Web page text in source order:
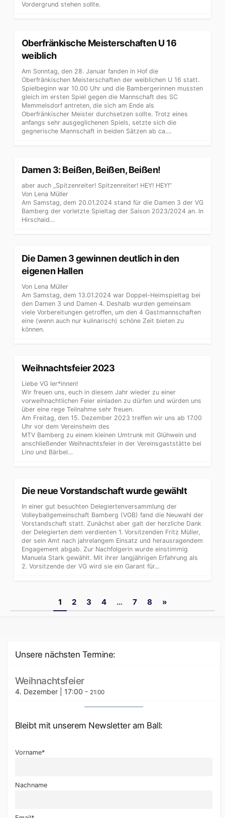
Vordergrund stehen sollte.
Oberfränkische Meisterschaften U 16
weiblich
Am Sonntag, den 28. Januar fanden in Hof die
Oberfränkischen Meisterschaften der weiblichen U 16 statt.
Spielbeginn war 10.00 Uhr und die Bambergerinnen mussten
gleich im ersten Spiel gegen die Mannschaft des SC
Memmelsdorf antreten, die sich am Ende als
Oberfränkischer Meister durchsetzen sollte. Trotz eines
anfangs sehr ausgeglichenen Spiels, setzte sich die
gegnerische Mannschaft in beiden Sätzen ab ca....
Damen 3: Beißen, Beißen, Beißen!
aber auch „Spitzenreiter! Spitzenreiter! HEY! HEY!“
Von Lena Müller
Am Samstag, dem 20.01.2024 stand für die Damen 3 der VG
Bamberg der vorletzte Spieltag der Saison 2023/2024 an. In
Hirschaid…
Die Damen 3 gewinnen deutlich in den
eigenen Hallen
Von Lena Müller
Am Samstag, dem 13.01.2024 war Doppel-Heimspieltag bei
den Damen 3 und Damen 4. Deshalb wurden gemeinsam
viele Vorbereitungen getroffen, um den 4 Gastmannschaften
eine (wenn auch nur kulinarisch) schöne Zeit bieten zu
können.
Weihnachtsfeier 2023
Liebe VG ler*innen!
Wir freuen uns, euch in diesem Jahr wieder zu einer
vorweihnachtlichen Feier einladen zu dürfen und würden uns
über eine rege Teilnahme sehr freuen.
Am Freitag, den 15. Dezember 2023 treffen wir uns ab 17.00
Uhr vor dem Vereinsheim des
MTV Bamberg zu einem kleinen Umtrunk mit Glühwein und
anschließender Weihnachtsfeier in der Vereinsgaststätte bei
Lino und Bärbel…
Die neue Vorstandschaft wurde gewählt
In einer gut besuchten Delegiertenversammlung der
Volleyballgemeinschaft Bamberg (VGB) fand die Neuwahl der
Vorstandschaft statt. Zunächst aber galt der herzliche Dank
der Delegierten dem verdienten 1. Vorsitzenden Fritz Müller,
der sein Amt nach jahrelangem Einsatz und herausragendem
Engagement abgab. Zur Nachfolgerin wurde einstimmig
Manuela Stark gewählt. Mit ihrer langjährigen Erfahrung als
2. Vorsitzende der VG wird sie ein Garant für...
Seitennummerierung
der
1 2 3 4 … 7 8 »
Unsere nächsten Termine:
Weihnachtsfeier
4. Dezember | 17:00 - 21:00
Bleibt mit unserem Newsletter am Ball:
Vorname*
Nachname